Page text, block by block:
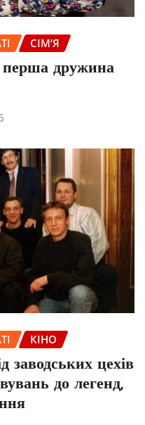
СІМ’Я
дружина
КІНО
заводських цехів
до легенд,